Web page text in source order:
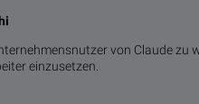
von Claude zu
einzusetzen.